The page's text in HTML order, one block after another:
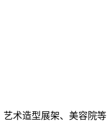
术造型展架、美容院等